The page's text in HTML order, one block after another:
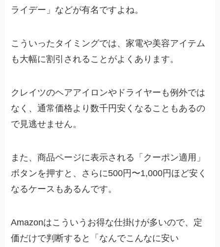
ライデー」などが有名ですよね。
こういったタイミングでは、家電や美容アイテム
も大幅に割引されることがよくあります。
クレイツのヘアアイロンやドライヤーも例外では
なく、通常価格より数千円安くなることもあるの
で見逃せません。
また、商品ページに表示される「クーポン適用」
ボタンを押すと、さらに500円〜1,000円ほど安く
なるケースもあるんです。
Amazonはこういうお得な仕掛けが多いので、定
価だけで判断すると「なんでこんなに安い